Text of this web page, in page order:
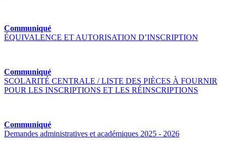
Communiqué
ÉQUIVALENCE ET AUTORISATION D’INSCRIPTION
Communiqué
SCOLARITÉ CENTRALE / LISTE DES PIÈCES À FOURNIR
POUR LES INSCRIPTIONS ET LES RÉINSCRIPTIONS
Communiqué
Demandes administratives et académiques 2025 - 2026